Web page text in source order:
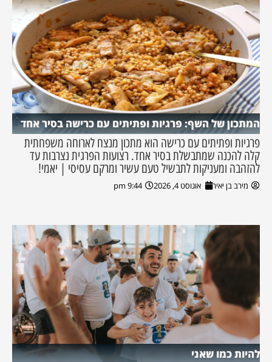
המתכון של השף: פרגיות ופתיתים עם כרישה בסיר אחד
פרגיות ופתיתים עם כרישה הוא מתכון מנצח לארוחה משפחתית
קלה להכנה שמתבשלת בסיר אחד. רצועות הפרגית נצרבות עד
להזהבה ומעניקות לתבשיל טעם עשיר ומרקם עסיסי | יאמי!
מירב בן יאיר אוגוסט 4, 2026 9:44 pm
להיות כמו שאני